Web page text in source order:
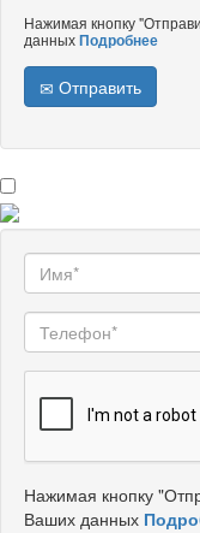
Нажимая кнопку
данныхПодробнее
Отправить
Нажимая кнопку
Ваших данных